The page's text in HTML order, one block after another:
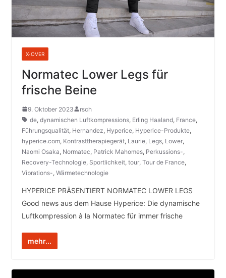
X-OVER
Normatec Lower Legs für
frische Beine
9. Oktober 2023
rsch
de, dynamischen Luftkompressions, Erling Haaland, France,
Führungsqualität, Hernandez, Hyperice, Hyperice-Produkte,
hyperice.com, Kontrasttherapiegerät, Laurie, Legs, Lower,
Naomi Osaka, Normatec, Patrick Mahomes, Perkussions-,
Recovery-Technologie, Sportlichkeit, tour, Tour de France,
Vibrations-, Wärmetechnologie
HYPERICE PRÄSENTIERT NORMATEC LOWER LEGS
Good news aus dem Hause Hyperice: Die dynamische
Luftkompression à la Normatec für immer frische
mehr...